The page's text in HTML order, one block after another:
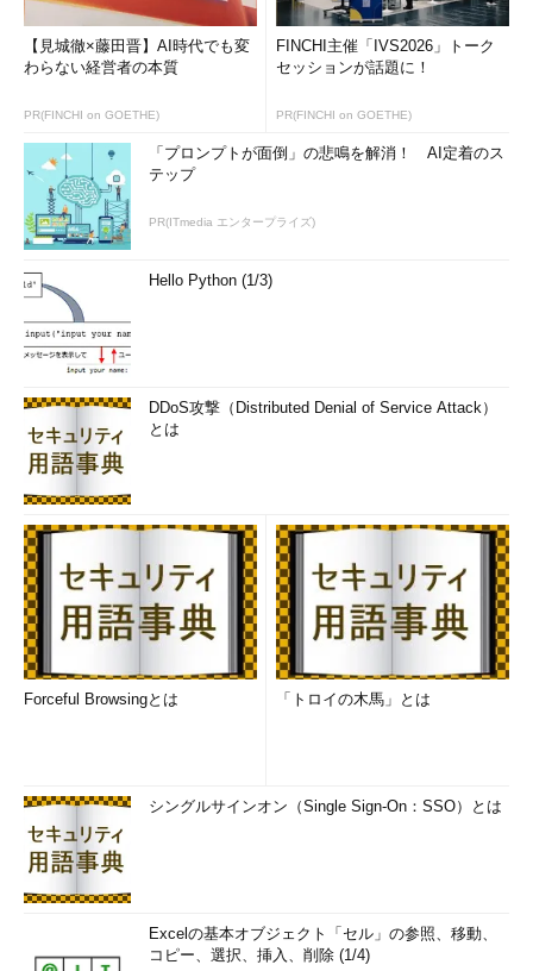
【見城徹×藤田晋】AI時代でも変
わらない経営者の本質
PR(FINCHI on GOETHE)
FINCHI主催「IVS2026」トーク
セッションが話題に！
PR(FINCHI on GOETHE)
「プロンプトが面倒」の悲鳴を解消！ AI定着のス
テップ
PR(ITmedia エンタープライズ)
Hello Python (1/3)
DDoS攻撃（Distributed Denial of Service Attack）
とは
Forceful Browsingとは 「トロイの木馬」とは
シングルサインオン（Single Sign-On：SSO）とは
Excelの基本オブジェクト「セル」の参照、移動、
コピー、選択、挿入、削除 (1/4)